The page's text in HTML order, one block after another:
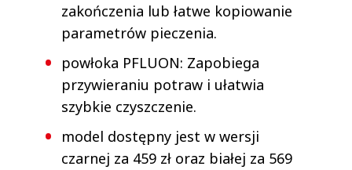
zakończenia lub łatwe kopiowanie
parametrów pieczenia.
powłoka PFLUON: Zapobiega
przywieraniu potraw i ułatwia
szybkie czyszczenie.
model dostępny jest w wersji
czarnej za 459 zł oraz białej za 569